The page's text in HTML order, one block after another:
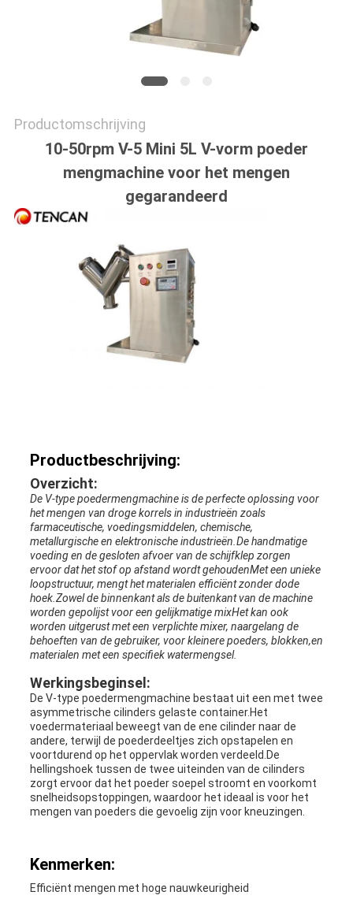
Productomschrijving
10-50rpm V-5 Mini 5L V-vorm poeder
mengmachine voor het mengen
gegarandeerd
Productbeschrijving:
Overzicht:
De V-type poedermengmachine is de perfecte oplossing voor
het mengen van droge korrels in industrieën zoals
farmaceutische, voedingsmiddelen, chemische,
metallurgische en elektronische industrieën.De handmatige
voeding en de gesloten afvoer van de schijfklep zorgen
ervoor dat het stof op afstand wordt gehoudenMet een unieke
loopstructuur, mengt het materialen efficiënt zonder dode
hoek.Zowel de binnenkant als de buitenkant van de machine
worden gepolijst voor een gelijkmatige mixHet kan ook
worden uitgerust met een verplichte mixer, naargelang de
behoeften van de gebruiker, voor kleinere poeders, blokken,en
materialen met een specifiek watermengsel.
Werkingsbeginsel:
De V-type poedermengmachine bestaat uit een met twee
asymmetrische cilinders gelaste container.Het
voedermateriaal beweegt van de ene cilinder naar de
andere, terwijl de poederdeeltjes zich opstapelen en
voortdurend op het oppervlak worden verdeeld.De
hellingshoek tussen de twee uiteinden van de cilinders
zorgt ervoor dat het poeder soepel stroomt en voorkomt
snelheidsopstoppingen, waardoor het ideaal is voor het
mengen van poeders die gevoelig zijn voor kneuzingen.
Kenmerken:
Efficiënt mengen met hoge nauwkeurigheid